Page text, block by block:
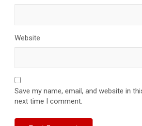
Website
Save my name, email, and website in
next time I comment.